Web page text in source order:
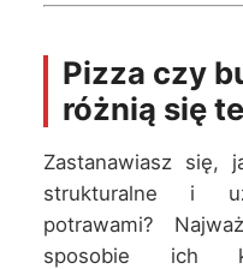
Pizza czy
różnią się
Zastanawiasz się,
strukturalne i
potrawami?
sposobie ich